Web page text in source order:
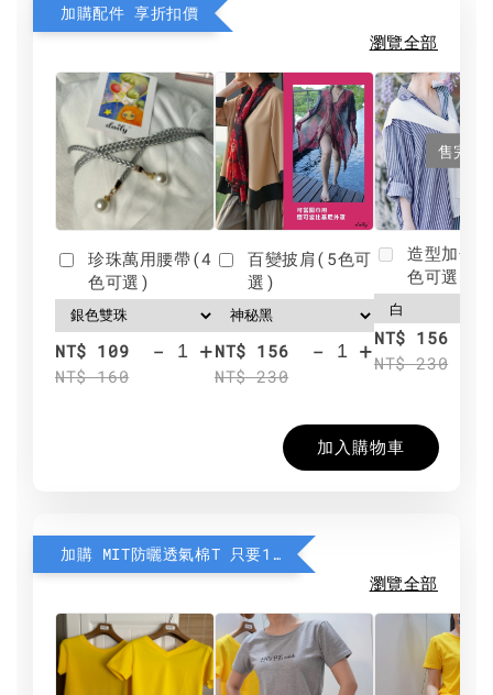
加購配件 享折扣價
瀏覽全部
珍珠萬用腰帶(4
色可選)
NT$ 109
NT$ 160
- +
百變披肩(5色可
選)
NT$ 156
NT$ 230
- +
售完
造型加分
色可選)
NT$ 156
NT$ 230
加入購物車
加購 MIT防曬透氣棉T 只要190元
瀏覽全部